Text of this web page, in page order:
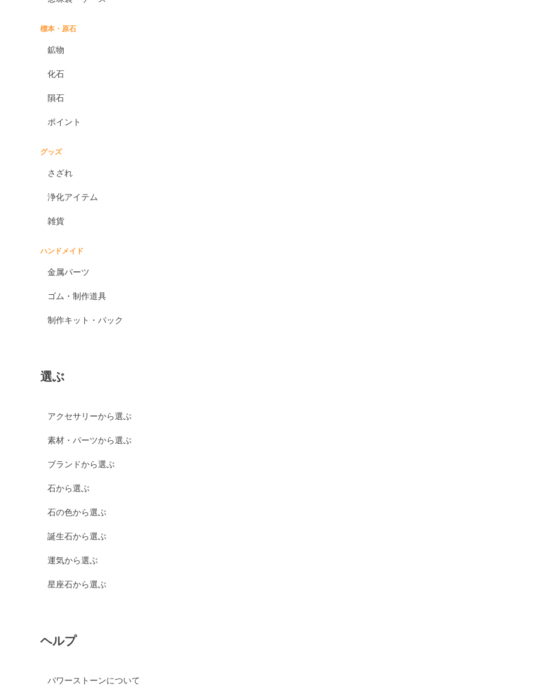
標本・原石
鉱物
化石
隕石
ポイント
グッズ
さざれ
浄化アイテム
雑貨
ハンドメイド
金属パーツ
ゴム・制作道具
制作キット・パック
選ぶ
アクセサリーから選ぶ
素材・パーツから選ぶ
ブランドから選ぶ
石から選ぶ
石の色から選ぶ
誕生石から選ぶ
運気から選ぶ
星座石から選ぶ
ヘルプ
パワーストーンについて